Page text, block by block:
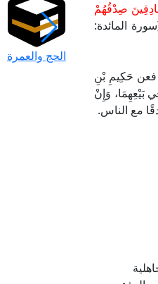
صِدْقُهُمْ
المائدة:
فعن حَكِيمِ بْنِ
بَيْعِهِمَا، وَإِنْ
مع الناس.
الحج والعمرة